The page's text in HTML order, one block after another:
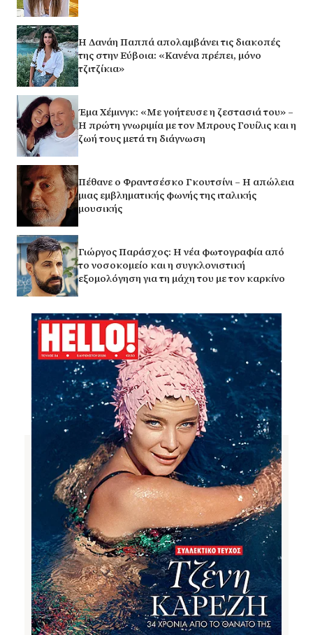
Η Δανάη Παππά απολαμβάνει τις διακοπές
της στην Εύβοια: «Κανένα πρέπει, μόνο
τζιτζίκια»
Έμα Χέμινγκ: «Με γοήτευσε η ζεστασιά του» –
Η πρώτη γνωριμία με τον Μπρους Γουίλις και η
ζωή τους μετά τη διάγνωση
Πέθανε ο Φραντσέσκο Γκουτσίνι – Η απώλεια
μιας εμβληματικής φωνής της ιταλικής
μουσικής
Γιώργος Παράσχος: Η νέα φωτογραφία από
το νοσοκομείο και η συγκλονιστική
εξομολόγηση για τη μάχη του με τον καρκίνο